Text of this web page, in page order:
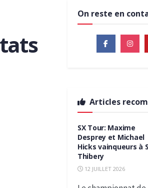
On reste en
Articles
SX Tour: Maxime
Desprey et Michael
Hicks vainqueurs à
Thibery
12 JUILLET 2026